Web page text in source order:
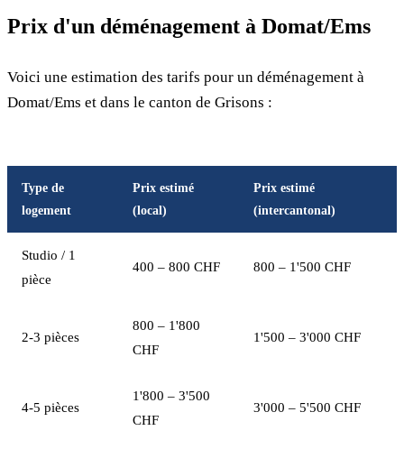
Prix d'un déménagement à Domat/Ems
Voici une estimation des tarifs pour un déménagement à
Domat/Ems et dans le canton de Grisons :
Type de
logement
Prix estimé
(local)
Prix estimé
(intercantonal)
Studio / 1
pièce
400 – 800 CHF 800 – 1'500 CHF
2-3 pièces
800 – 1'800
CHF
1'500 – 3'000 CHF
4-5 pièces
1'800 – 3'500
CHF
3'000 – 5'500 CHF